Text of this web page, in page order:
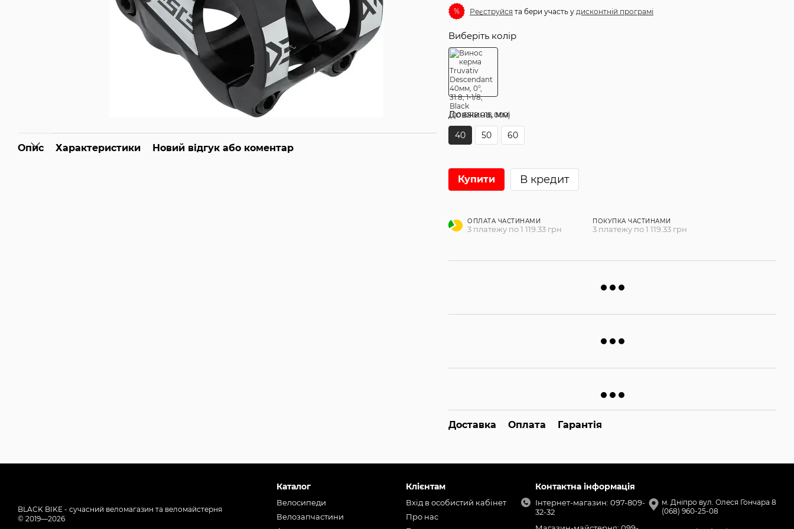
Опис Характеристики Новий відгук або коментар
% Реєструйся та бери участь у дисконтній програмі
Виберіть колір
Довжина, мм
40 50 60
Купити В кредит
ОПЛАТА ЧАСТИНАМИ
3 платежу по 1 119.33 грн
ПОКУПКА ЧАСТИНАМИ
3 платежу по 1 119.33 грн
Доставка Оплата Гарантія
BLACK BIKE - сучасний веломагазин та веломайстерня
© 2019—2026
Каталог
Велосипеди
Велозапчастини
Клієнтам
Вхід в особистий кабінет
Про нас
Контактна інформація
Інтернет-магазин: 097-809-
32-32
м. Дніпро вул. Олеся Гончара 8
(068) 960-25-08